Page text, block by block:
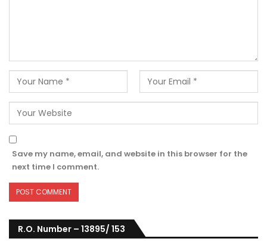
Save my name, email, and website in this browser for the
next time I comment.
R.O. Number – 13895/ 153